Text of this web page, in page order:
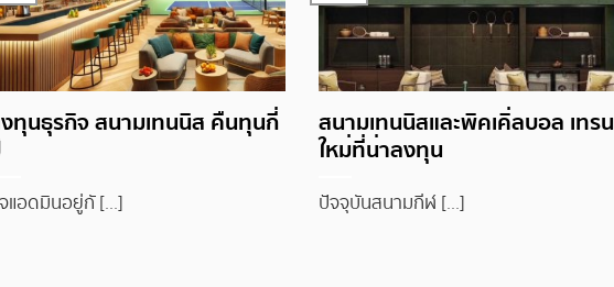
ทุนธุรกิจ สนามเทนนิส คืนทุนกี่
แอดมินอยู่กั [...]
สนามเทนนิสและพิคเคิ่ลบอล เทรน
ใหม่ที่น่าลงทุน
ปัจจุบันสนามกีฬ [...]